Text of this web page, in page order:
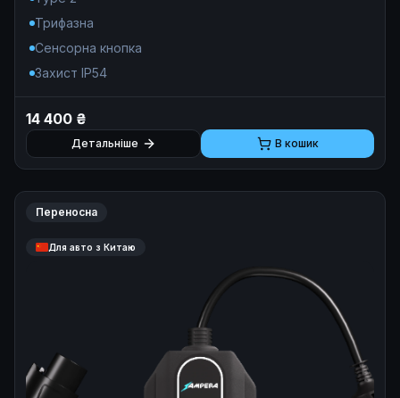
Трифазна
Сенсорна кнопка
Захист IP54
14 400 ₴
Детальніше В кошик
Переносна
Для авто з Китаю